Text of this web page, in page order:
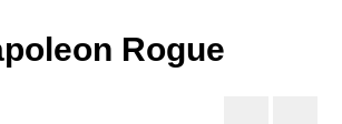
грили
грили Napoleon
Rogue